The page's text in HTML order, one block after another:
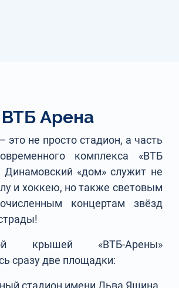
ВТБ Арена
это не просто стадион, а часть
комплекса «ВТБ
Динамовский «дом» служит не
и хоккею, но также световым
концертам звёзд
крышей «ВТБ-Арены»
сразу две площадки:
стадион имени Льва Яшина